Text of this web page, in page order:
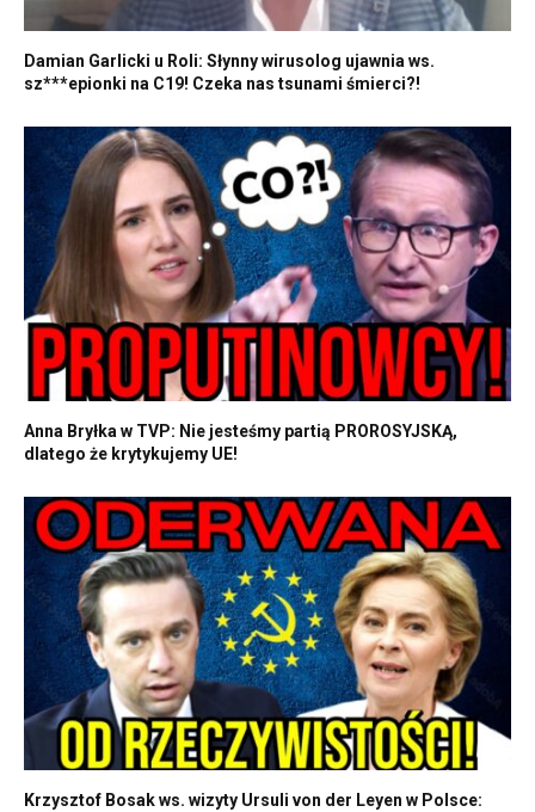
Damian Garlicki u Roli: Słynny wirusolog ujawnia ws.
sz***epionki na C19! Czeka nas tsunami śmierci?!
Anna Bryłka w TVP: Nie jesteśmy partią PROROSYJSKĄ,
dlatego że krytykujemy UE!
Krzysztof Bosak ws. wizyty Ursuli von der Leyen w Polsce: